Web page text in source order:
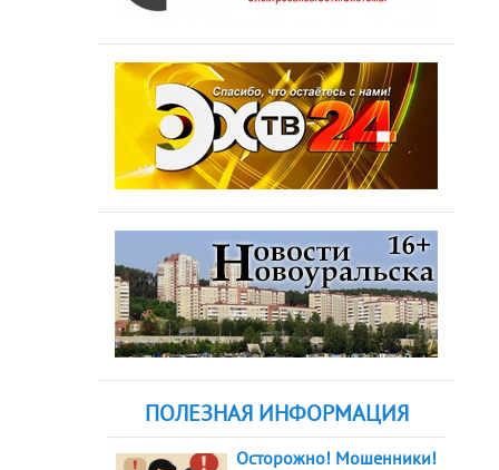
ПОЛЕЗНАЯ ИНФОРМАЦИЯ
Осторожно! Мошенники!